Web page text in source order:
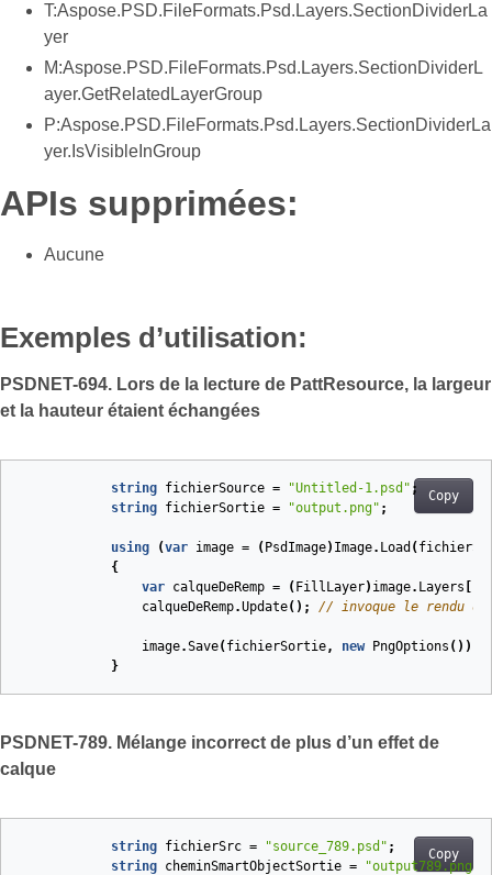
T:Aspose.PSD.FileFormats.Psd.Layers.SectionDividerLa
yer
M:Aspose.PSD.FileFormats.Psd.Layers.SectionDividerL
ayer.GetRelatedLayerGroup
P:Aspose.PSD.FileFormats.Psd.Layers.SectionDividerLa
yer.IsVisibleInGroup
APIs supprimées:
Aucune
Exemples d’utilisation:
PSDNET-694. Lors de la lecture de PattResource, la largeur
et la hauteur étaient échangées
Copy
string fichierSource = "Untitled-1.psd" ;
string fichierSortie = "output.png" ;
using (var image = ( PsdImage) Image. Load (
{
var calqueDeRemp = ( FillLayer) image. Layers
calqueDeRemp.Update(); // invoque le rendu
image.Save( fichierSortie, new PngOptions ());
}
PSDNET-789. Mélange incorrect de plus d’un effet de
calque
Copy
string fichierSrc = "source_789.psd" ;
string cheminSmartObjectSortie = "output789.png"